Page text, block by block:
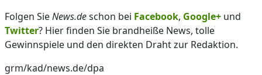
Folgen SieNews.deschon bei Facebook, Google+ und
Twitter? Hier finden Sie brandheiße News, tolle
Gewinnspiele und den direkten Draht zur Redaktion.
grm/kad/news.de/dpa